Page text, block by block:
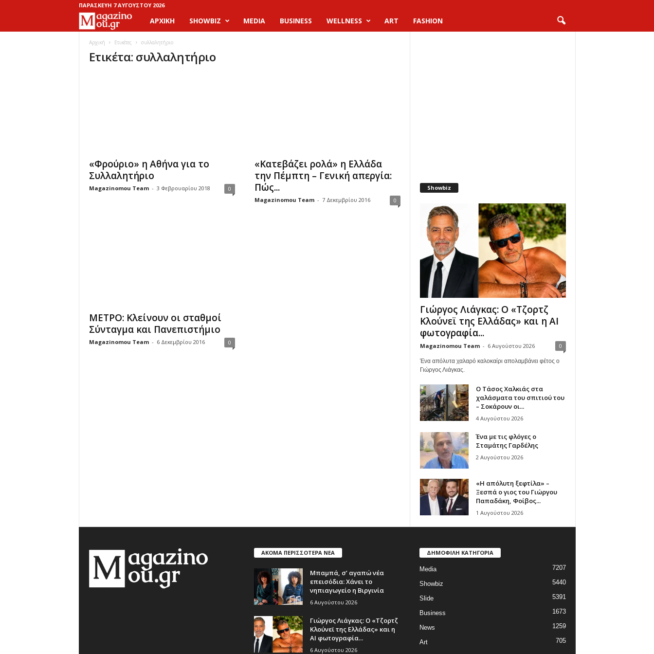
ΠΑΡΑΣΚΕΥΉ 7 ΑΥΓΟΎΣΤΟΥ 2026
a
g
M
ΑΡΧΙΚΉ SHOWBIZ MEDIA BUSINESS WELLNESS ART FASHION
Αρχική Ετικέτες συλλαλητήριο
Ετικέτα: συλλαλητήριο
«Φρούριο» η Αθήνα για το
Συλλαλητήριο
Magazinomou Team - 3 Φεβρουαρίου 2018 0
«Κατεβάζει ρολά» η Ελλάδα
την Πέμπτη – Γενική απεργία:
Πώς...
Magazinomou Team - 7 Δεκεμβρίου 2016 0
ΜΕΤΡΟ: Κλείνουν οι σταθμοί
Σύνταγμα και Πανεπιστήμιο
Magazinomou Team - 6 Δεκεμβρίου 2016 0
Showbiz
Γιώργος Λιάγκας: Ο «Τζορτζ
Κλούνεϊ της Ελλάδας» και η AI
φωτογραφία...
Magazinomou Team - 6 Αυγούστου 2026 0
Ένα απόλυτα χαλαρό καλοκαίρι απολαμβάνει φέτος ο
Γιώργος Λιάγκας.
Ο Τάσος Χαλκιάς στα
χαλάσματα του σπιτιού του
– Σοκάρουν οι...
4 Αυγούστου 2026
Ένα με τις φλόγες ο
Σταμάτης Γαρδέλης
2 Αυγούστου 2026
«Η απόλυτη ξεφτίλα» –
Ξεσπά ο γιος του Γιώργου
Παπαδάκη, Φοίβος...
1 Αυγούστου 2026
ΑΚΟΜΑ ΠΕΡΙΣΣΟΤΕΡΑ ΝΕΑ
Μπαμπά, σ’ αγαπώ νέα
επεισόδια: Χάνει το
νηπιαγωγείο η Βιργινία
6 Αυγούστου 2026
Γιώργος Λιάγκας: Ο «Τζορτζ
Κλούνεϊ της Ελλάδας» και η
AI φωτογραφία...
6 Αυγούστου 2026
ΔΗΜΟΦΙΛΗ ΚΑΤΗΓΟΡΙΑ
Media 7207
Showbiz 5440
Slide 5391
Business 1673
News 1259
Art 705